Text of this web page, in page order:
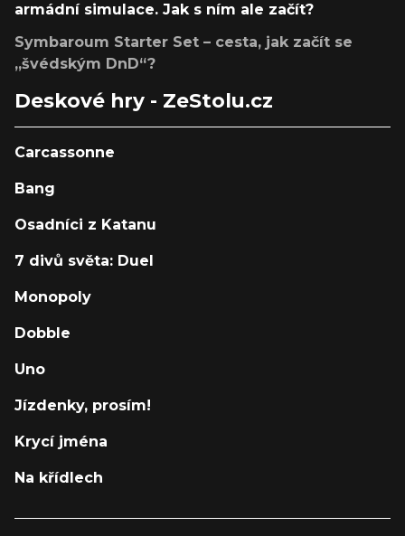
armádní simulace. Jak s ním ale začít?
Symbaroum Starter Set – cesta, jak začít se
„švédským DnD“?
Deskové hry - ZeStolu.cz
Carcassonne
Bang
Osadníci z Katanu
7 divů světa: Duel
Monopoly
Dobble
Uno
Jízdenky, prosím!
Krycí jména
Na křídlech